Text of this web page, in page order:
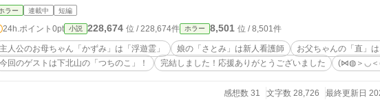
ー！ (⋈◍＞◡＜◍)。✧💖
ラー 連載中 短編
24h.ポイント 0pt 小説 228,674 位 / 228,674件 ホラー 8,501 位 / 8,501件
主人公のお母ちゃん「かずみ」は「浮遊霊」 娘の「さとみ」は新人看護師
お父ちゃんの「直」
今回のゲストは下北山の「つちのこ」！
完結しました！応援ありがとうございました (⋈◍＞◡＜
感想数 31 文字数 28,726 最終更新日